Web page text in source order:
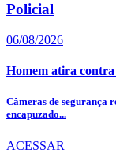
Policial
06/08/2026
Homem atira
Câmeras de segurança
encapuzado...
ACESSAR